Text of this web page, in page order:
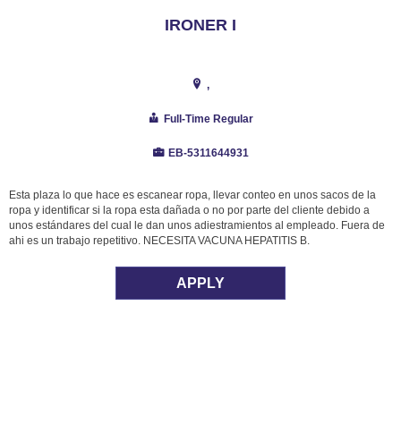
IRONER I
,
Full-Time Regular
EB-5311644931
Esta plaza lo que hace es escanear ropa, llevar conteo en unos sacos de la
ropa y identificar si la ropa esta dañada o no por parte del cliente debido a
unos estándares del cual le dan unos adiestramientos al empleado. Fuera de
ahi es un trabajo repetitivo. NECESITA VACUNA HEPATITIS B.
APPLY